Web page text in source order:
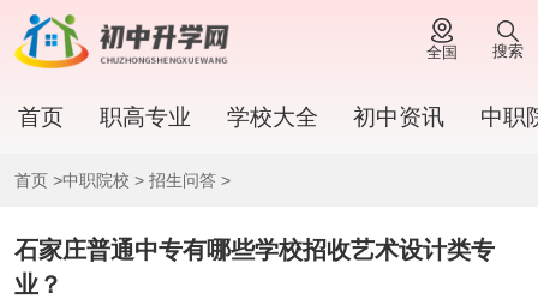
全国 搜索
首页 职高专业 学校大全 初中资讯 中职
首页 >中职院校 > 招生问答>
石家庄普通中专有哪些学校招收艺术设计类专
业？